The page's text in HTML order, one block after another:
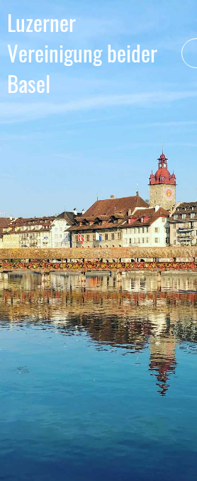
Luzerner
Vereinigung beider
Basel